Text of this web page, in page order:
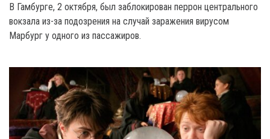
В Гамбурге, 2 октября, был заблокирован перрон центрального
вокзала из-за подозрения на случай заражения вирусом
Марбург у одного из пассажиров.